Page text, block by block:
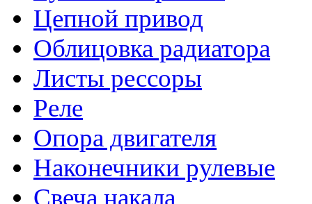
Цепной привод
Облицовка радиатора
Листы рессоры
Реле
Опора двигателя
Наконечники рулевые
Свеча накала